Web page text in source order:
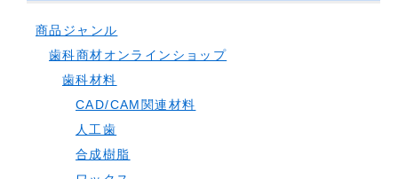
商品ジャンル
歯科商材オンラインショップ
歯科材料
CAD/CAM関連材料
人工歯
合成樹脂